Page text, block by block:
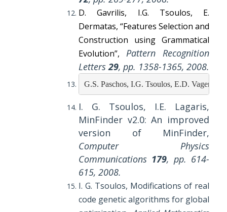
D. Gavrilis, I.G. Tsoulos, E.
Dermatas, “Features Selection and
Construction using Grammatical
Evolution”, Pattern Recognition
Letters29, pp. 1358-1365, 2008.
G.S. Paschos, I.G. Tsoulos, E.D.
I. G. Tsoulos, I.E. Lagaris,
MinFinder v2.0: An improved
version of MinFinder,
Computer Physics
Communications 179, pp. 614-
615, 2008.
I. G. Tsoulos, Modifications of real
code genetic algorithms for global